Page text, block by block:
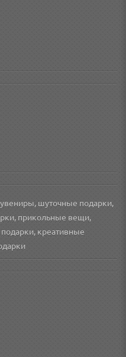
шуточные подарки,
прикольные вещи,
креативные